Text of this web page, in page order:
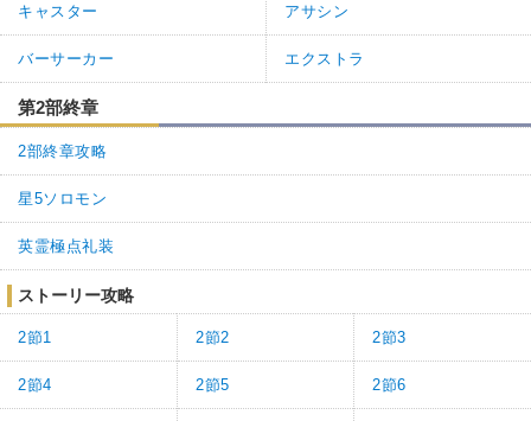
キャスター アサシン
バーサーカー エクストラ
第2部終章
2部終章攻略
星5ソロモン
英霊極点礼装
ストーリー攻略
2節1 2節2 2節3
2節4 2節5 2節6